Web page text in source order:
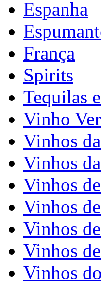
Espanha
França
Spirits
Tequilas
Vinho
Vinhos
Vinhos
Vinhos
Vinhos
Vinhos
Vinhos
Vinhos